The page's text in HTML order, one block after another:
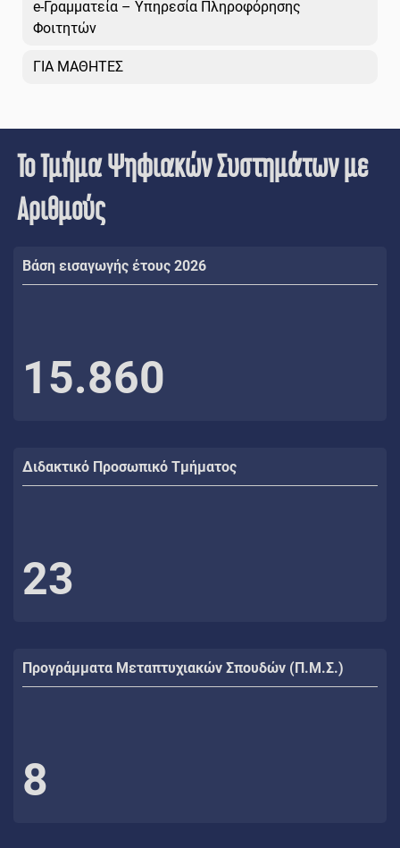
e-Γραμματεία – Υπηρεσία Πληροφόρησης
Φοιτητών
ΓΙΑ ΜΑΘΗΤΕΣ
Το Τμήμα Ψηφιακών Συστημάτων με
Αριθμούς
Βάση εισαγωγής έτους 2026
15.860
Διδακτικό Προσωπικό Τμήματος
23
Προγράμματα Μεταπτυχιακών Σπουδών (Π.Μ.Σ.)
8